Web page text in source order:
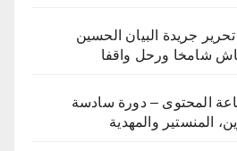
مدير تحرير جريدة البيان الحسين
شامخا ورحل واقفا
المحتوى – دورة سادسة
المنستير والمهدية